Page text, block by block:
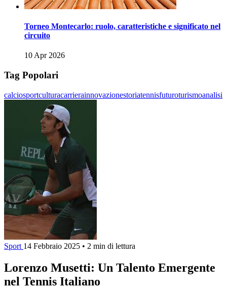
Torneo Montecarlo: ruolo, caratteristiche e significato nel
circuito
10 Apr 2026
Tag Popolari
calciosportculturacarrierainnovazionestoriatennisfuturoturismoanalisi
Sport 14 Febbraio 2025 • 2 min di lettura
Lorenzo Musetti: Un Talento Emergente
nel Tennis Italiano